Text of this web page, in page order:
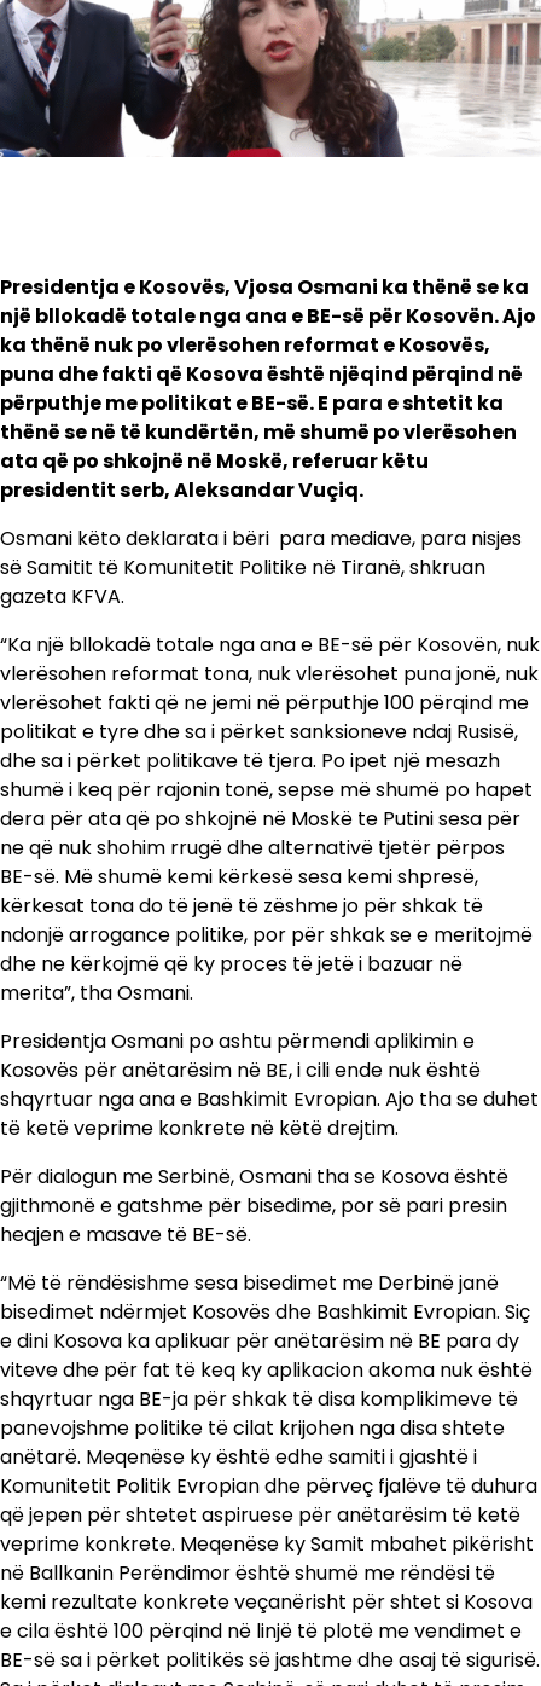
Presidentja e Kosovës, Vjosa Osmani ka thënë se ka
një bllokadë totale nga ana e BE-së për Kosovën. Ajo
ka thënë nuk po vlerësohen reformat e Kosovës,
puna dhe fakti që Kosova është njëqind përqind në
përputhje me politikat e BE-së. E para e shtetit ka
thënë se në të kundërtën, më shumë po vlerësohen
ata që po shkojnë në Moskë, referuar këtu
presidentit serb, Aleksandar Vuçiq.
Osmani këto deklarata i bëri para mediave, para nisjes
së Samitit të Komunitetit Politike në Tiranë, shkruan
gazeta KFVA.
“Ka një bllokadë totale nga ana e BE-së për Kosovën, nuk
vlerësohen reformat tona, nuk vlerësohet puna jonë, nuk
vlerësohet fakti që ne jemi në përputhje 100 përqind me
politikat e tyre dhe sa i përket sanksioneve ndaj Rusisë,
dhe sa i përket politikave të tjera. Po ipet një mesazh
shumë i keq për rajonin tonë, sepse më shumë po hapet
dera për ata që po shkojnë në Moskë te Putini sesa për
ne që nuk shohim rrugë dhe alternativë tjetër përpos
BE-së. Më shumë kemi kërkesë sesa kemi shpresë,
kërkesat tona do të jenë të zëshme jo për shkak të
ndonjë arrogance politike, por për shkak se e meritojmë
dhe ne kërkojmë që ky proces të jetë i bazuar në
merita”, tha Osmani.
Presidentja Osmani po ashtu përmendi aplikimin e
Kosovës për anëtarësim në BE, i cili ende nuk është
shqyrtuar nga ana e Bashkimit Evropian. Ajo tha se duhet
të ketë veprime konkrete në këtë drejtim.
Për dialogun me Serbinë, Osmani tha se Kosova është
gjithmonë e gatshme për bisedime, por së pari presin
heqjen e masave të BE-së.
“Më të rëndësishme sesa bisedimet me Derbinë janë
bisedimet ndërmjet Kosovës dhe Bashkimit Evropian. Siç
e dini Kosova ka aplikuar për anëtarësim në BE para dy
viteve dhe për fat të keq ky aplikacion akoma nuk është
shqyrtuar nga BE-ja për shkak të disa komplikimeve të
panevojshme politike të cilat krijohen nga disa shtete
anëtarë. Meqenëse ky është edhe samiti i gjashtë i
Komunitetit Politik Evropian dhe përveç fjalëve të duhura
që jepen për shtetet aspiruese për anëtarësim të ketë
veprime konkrete. Meqenëse ky Samit mbahet pikërisht
në Ballkanin Perëndimor është shumë me rëndësi të
kemi rezultate konkrete veçanërisht për shtet si Kosova
e cila është 100 përqind në linjë të plotë me vendimet e
BE-së sa i përket politikës së jashtme dhe asaj të sigurisë.